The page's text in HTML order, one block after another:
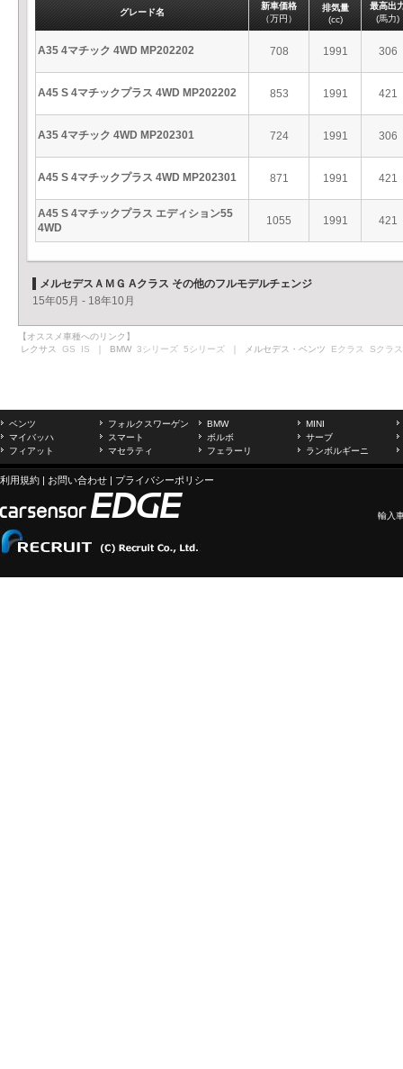
グレード名
新車価格
（万円）
排気量
(cc)
最高出
(馬力)
A35 4マチック 4WD MP202202 708 1991 306
A45 S 4マチックプラス 4WD MP202202 853 1991 421
A35 4マチック 4WD MP202301 724 1991 306
A45 S 4マチックプラス 4WD MP202301 871 1991 421
A45 S 4マチックプラス エディション55
4WD
1055 1991 421
メルセデスＡＭＧ Aクラス その他のフルモデルチェンジ
15年05月 - 18年10月
【オススメ車種へのリンク】
レクサス GS IS ｜ BMW 3シリーズ 5シリーズ ｜ メルセデス・ベンツ Eクラス Sクラス
ベンツ フォルクスワーゲン BMW
MINI
マイバッハ
スマート ボルボ
サーブ
フィアット
マセラティ フェラーリ ランボルギーニ
利用規約 | お問い合わせ | プライバシーポリシー
輸入